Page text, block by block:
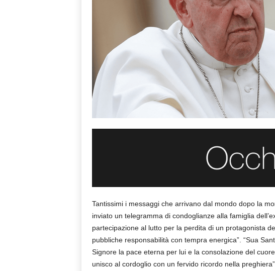
Tantissimi i messaggi che arrivano dal mondo dopo la
inviato un telegramma di condoglianze alla famiglia
partecipazione al lutto per la perdita di un protagonista
pubbliche responsabilità con tempra energica”. “Sua
Signore la pace eterna per lui e la consolazione del
unisco al cordoglio con un fervido ricordo nella preghiera”.